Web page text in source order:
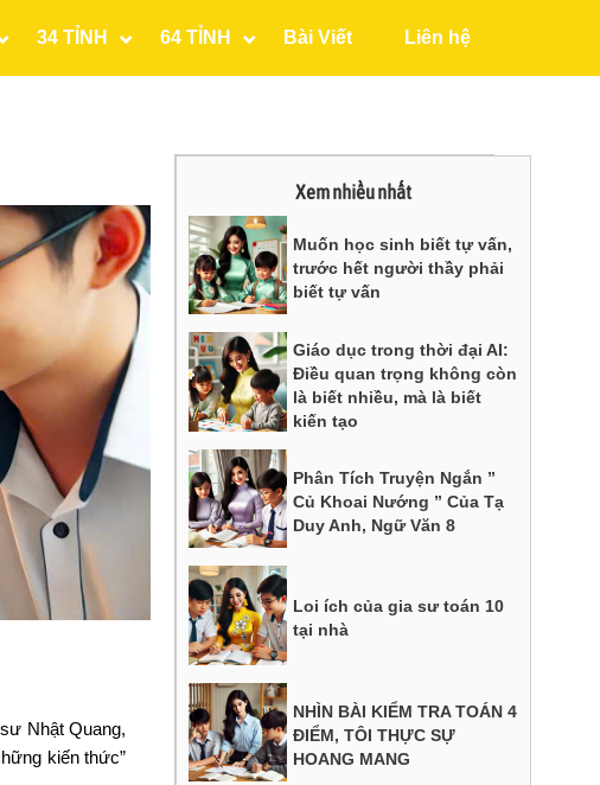
34 TỈNH 64 TỈNH Bài Viết Liên hệ
Nhật Quang,
kiến thức”
Xem nhiều nhất
Muốn học sinh biết tự vấn,
trước hết người thầy phải
biết tự vấn
Giáo dục trong thời đại AI:
Điều quan trọng không còn
là biết nhiều, mà là biết
kiến tạo
Phân Tích Truyện Ngắn ”
Củ Khoai Nướng ” Của Tạ
Duy Anh, Ngữ Văn 8
Loi ích của gia sư toán 10
tại nhà
NHÌN BÀI KIỂM TRA TOÁN 4
ĐIỂM, TÔI THỰC SỰ
HOANG MANG